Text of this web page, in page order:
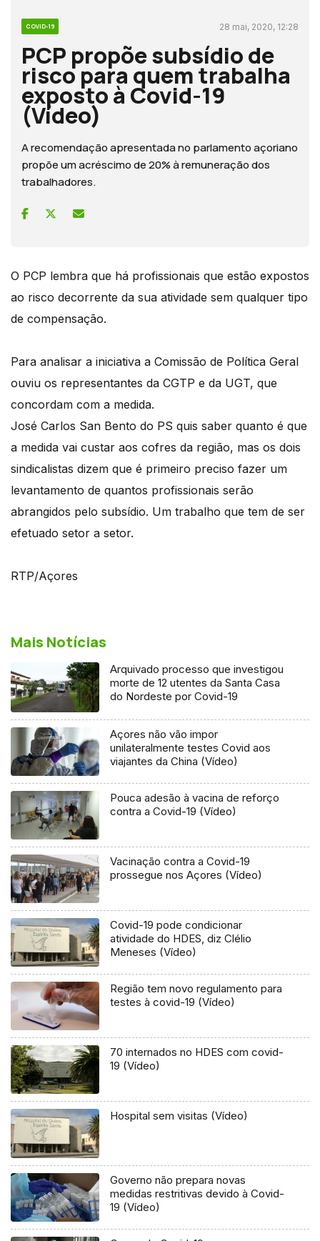
COVID-19 28 mai, 2020, 12:28
PCP propõe subsídio de
risco para quem trabalha
exposto à Covid-19
(Vídeo)
A recomendação apresentada no parlamento açoriano
propõe um acréscimo de 20% à remuneração dos
trabalhadores.
O PCP lembra que há profissionais que estão expostos
ao risco decorrente da sua atividade sem qualquer tipo
de compensação.
Para analisar a iniciativa a Comissão de Política Geral
ouviu os representantes da CGTP e da UGT, que
concordam com a medida.
José Carlos San Bento do PS quis saber quanto é que
a medida vai custar aos cofres da região, mas os dois
sindicalistas dizem que é primeiro preciso fazer um
levantamento de quantos profissionais serão
abrangidos pelo subsídio. Um trabalho que tem de ser
efetuado setor a setor.
RTP/Açores
Mais Notícias
Arquivado processo que investigou
morte de 12 utentes da Santa Casa
do Nordeste por Covid-19
Açores não vão impor
unilateralmente testes Covid aos
viajantes da China (Vídeo)
Pouca adesão à vacina de reforço
contra a Covid-19 (Vídeo)
Vacinação contra a Covid-19
prossegue nos Açores (Vídeo)
Covid-19 pode condicionar
atividade do HDES, diz Clélio
Meneses (Vídeo)
Região tem novo regulamento para
testes à covid-19 (Vídeo)
70 internados no HDES com covid-
19 (Vídeo)
Hospital sem visitas (Vídeo)
Governo não prepara novas
medidas restritivas devido à Covid-
19 (Vídeo)